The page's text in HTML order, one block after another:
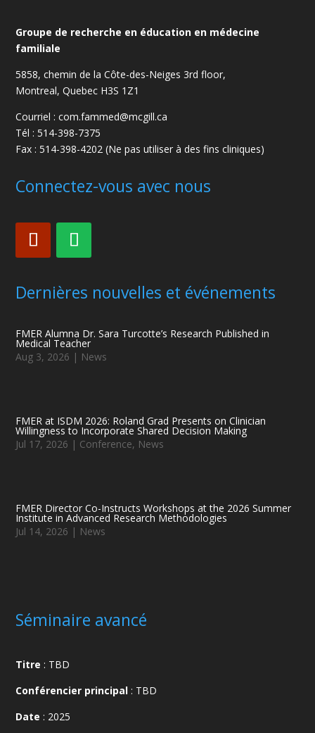
Groupe de recherche en éducation en médecine
familiale
5858, chemin de la Côte-des-Neiges3rd floor,
Montreal, Quebec H3S 1Z1
Courriel : com.fammed@mcgill.ca
Tél : 514-398-7375
Fax : 514-398-4202 (Ne pas utiliser à des fins cliniques)
Connectez-vous avec nous
Dernières nouvelles et événements
FMER Alumna Dr. Sara Turcotte’s Research Published in
Medical Teacher
Aug 3, 2026 | News
FMER at ISDM 2026: Roland Grad Presents on Clinician
Willingness to Incorporate Shared Decision Making
Jul 17, 2026 | Conference, News
FMER Director Co-Instructs Workshops at the 2026 Summer
Institute in Advanced Research Methodologies
Jul 14, 2026 | News
Séminaire avancé
Titre : TBD
Conférencier principal : TBD
Date : 2025